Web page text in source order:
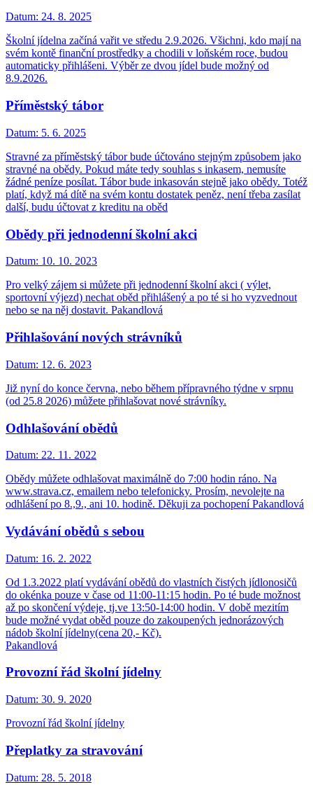
Datum: 24. 8. 2025
Školní jídelna začíná vařit ve středu 2.9.2026. Všichni, kdo mají na
svém kontě finanční prostředky a chodili v loňském roce, budou
automaticky přihlášeni. Výběr ze dvou jídel bude možný od
8.9.2026.
Příměstský tábor
Datum: 5. 6. 2025
Stravné za příměstský tábor bude účtováno stejným způsobem jako
stravné na obědy. Pokud máte tedy souhlas s inkasem, nemusíte
žádné peníze posílat. Tábor bude inkasován stejně jako obědy. Totéž
platí, když má dítě na svém kontu dostatek peněz, není třeba zasílat
další, budu účtovat z kreditu na oběd
Obědy při jednodenní školní akci
Datum: 10. 10. 2023
Pro velký zájem si můžete při jednodenní školní akci ( výlet,
sportovní výjezd) nechat oběd přihlášený a po té si ho vyzvednout
nebo se na něj dostavit. Pakandlová
Přihlašování nových strávníků
Datum: 12. 6. 2023
Již nyní do konce června, nebo během přípravného týdne v srpnu
(od 25.8 2026) můžete přihlašovat nové strávníky.
Odhlašování obědů
Datum: 22. 11. 2022
Obědy můžete odhlašovat maximálně do 7:00 hodin ráno. Na
www.strava.cz, emailem nebo telefonicky. Prosím, nevolejte na
odhlášení po 8.,9., ani 10. hodině. Děkuji za pochopení Pakandlová
Vydávání obědů s sebou
Datum: 16. 2. 2022
Od 1.3.2022 platí vydávání obědů do vlastních čistých jídlonosičů
do okénka pouze v čase od 11:00-11:15 hodin. Po té bude možnost
až po skončení výdeje, tj.ve 13:50-14:00 hodin. V době mezitím
bude možné vydat oběd pouze do zakoupených jednorázových
nádob školní jídelny(cena 20,- Kč).
Pakandlová
Provozní řád školní jídelny
Datum: 30. 9. 2020
Provozní řád školní jídelny
Přeplatky za stravování
Datum: 28. 5. 2018